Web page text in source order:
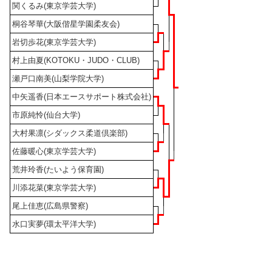
関くるみ(東京学芸大学)
桐谷琴華(大阪偕星学園柔友会)
岩切歩花(東京学芸大学)
村上由夏(KOTOKU・JUDO・CLUB)
瀬戸口南美(山梨学院大学)
中矢遥香(日本エースサポート株式会社)
市原純怜(仙台大学)
大村果凛(シダックス柔道倶楽部)
佐藤暖心(東京学芸大学)
荒井玲香(たいよう保育園)
川添花菜(東京学芸大学)
尾上佳恵(広島県警察)
水口実夢(環太平洋大学)